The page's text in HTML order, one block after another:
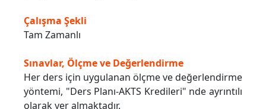
Çalışma Şekli
Tam Zamanlı
Sınavlar, Ölçme ve Değerlendirme
Her ders için uygulanan ölçme ve değerlendirme
yöntemi, "Ders Planı-AKTS Kredileri" nde ayrıntılı
olarak yer almaktadır.